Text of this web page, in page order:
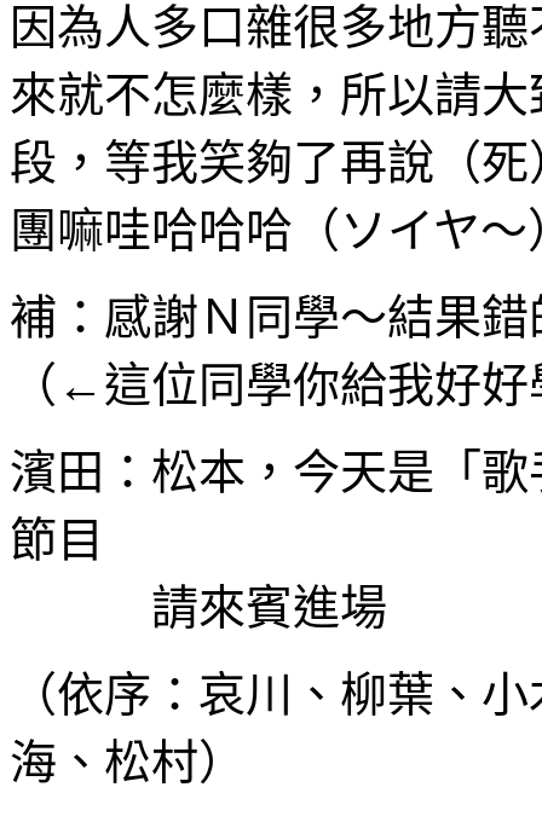
因為人多口雜很多地方
來就不怎麼樣，所以請
段，等我笑夠了再說（
團嘛哇哈哈哈（ソイヤ～
補：感謝Ｎ同學～結果
（←這位同學你給我好
濱田：松本，今天是「
節目
請來賓進場
（依序：哀川、柳葉、
海、松村）